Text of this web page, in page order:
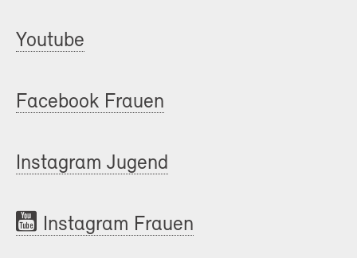
Youtube
Facebook Frauen
Instagram Jugend
Instagram Frauen